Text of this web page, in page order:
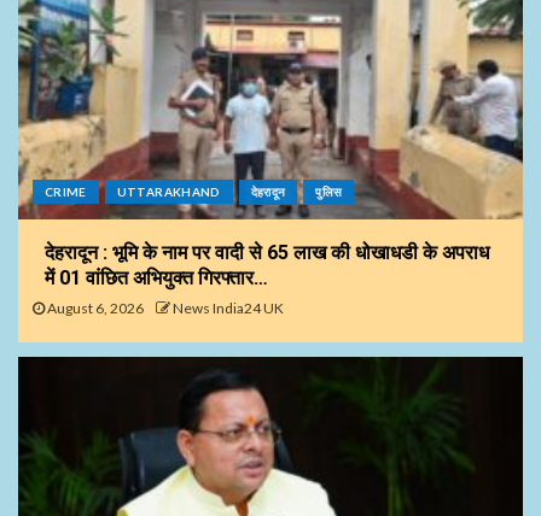
CRIME UTTARAKHAND देहरादून पुलिस
देहरादून : भूमि के नाम पर वादी से 65 लाख की धोखाधडी के अपराध
में 01 वांछित अभियुक्त गिरफ्तार…
August 6, 2026 News India24 UK